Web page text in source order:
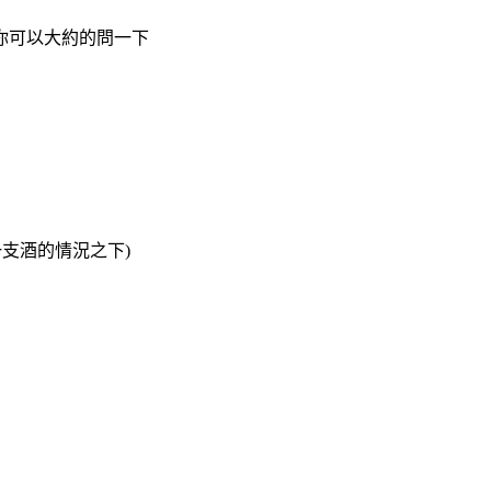
可以大約的問一下
酒的情況之下)